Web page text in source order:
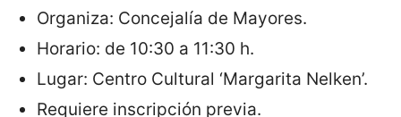
Organiza: Concejalía de Mayores.
Horario: de 10:30 a 11:30 h.
Lugar: Centro Cultural ‘Margarita Nelken’.
Requiere inscripción previa.